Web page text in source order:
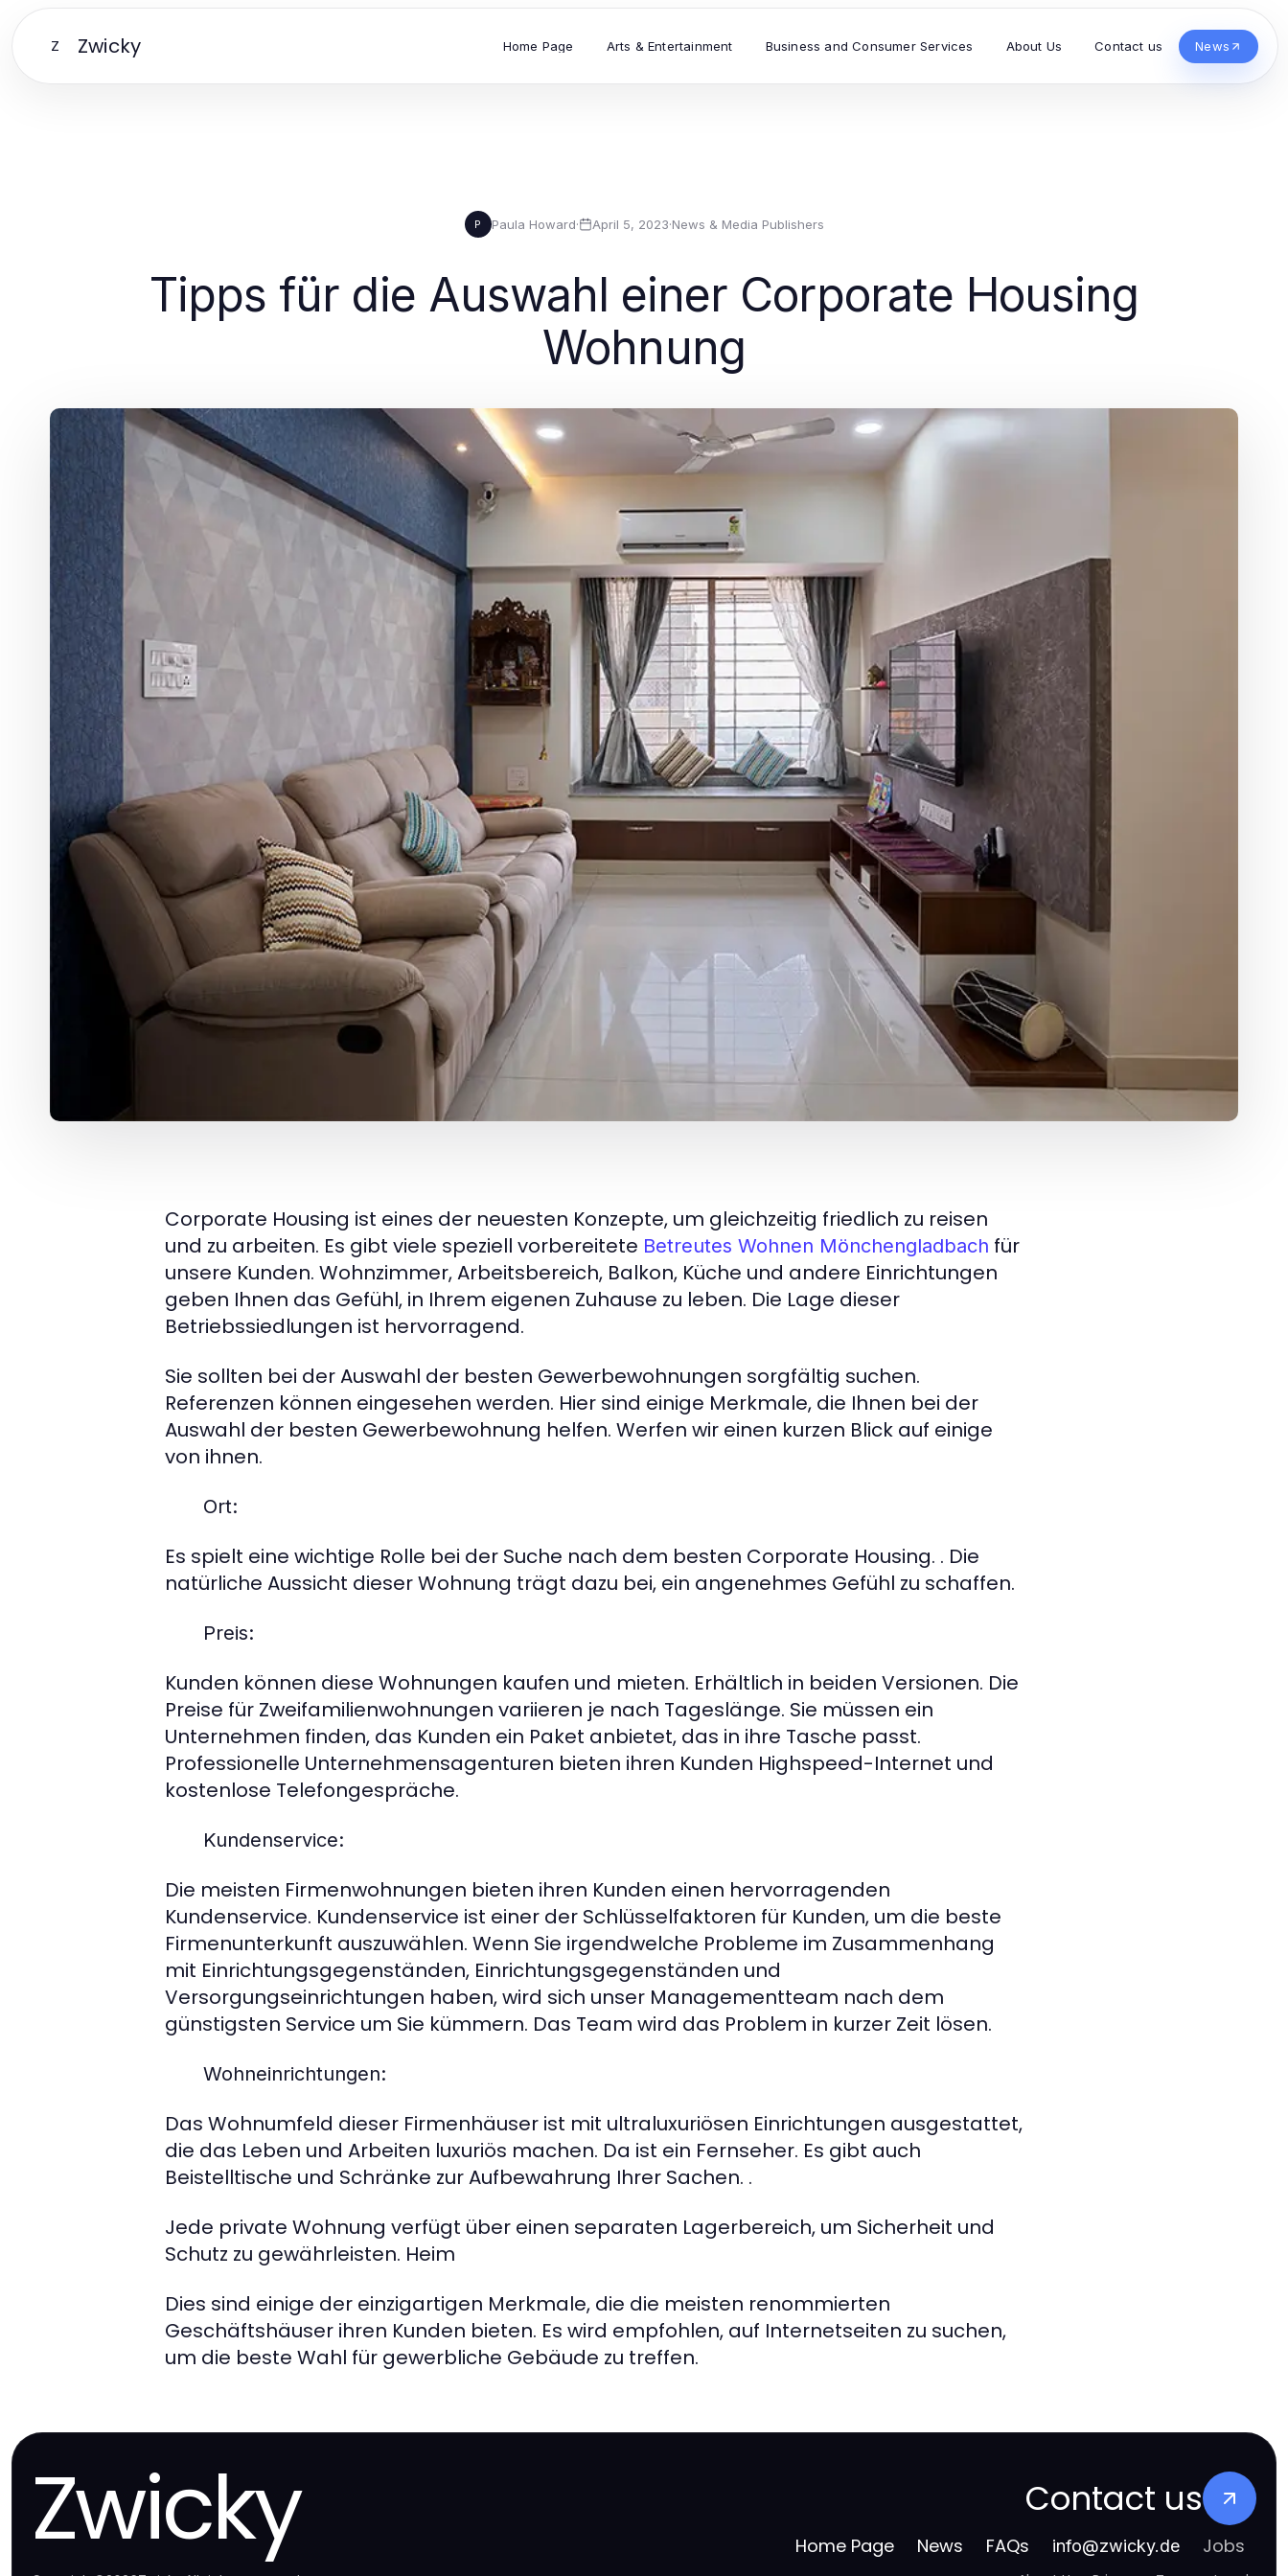
Z Zwicky Home Page Arts & Entertainment Business and Consumer Services About Us Contact us News
P Paula Howard· April 5, 2023·News & Media Publishers
Tipps für die Auswahl einer Corporate Housing
Wohnung
Corporate Housing ist eines der neuesten Konzepte, um gleichzeitig friedlich zu reisen
und zu arbeiten. Es gibt viele speziell vorbereitete Betreutes Wohnen Mönchengladbach für
unsere Kunden. Wohnzimmer, Arbeitsbereich, Balkon, Küche und andere Einrichtungen
geben Ihnen das Gefühl, in Ihrem eigenen Zuhause zu leben. Die Lage dieser
Betriebssiedlungen ist hervorragend.
Sie sollten bei der Auswahl der besten Gewerbewohnungen sorgfältig suchen.
Referenzen können eingesehen werden. Hier sind einige Merkmale, die Ihnen bei der
Auswahl der besten Gewerbewohnung helfen. Werfen wir einen kurzen Blick auf einige
von ihnen.
Ort:
Es spielt eine wichtige Rolle bei der Suche nach dem besten Corporate Housing. . Die
natürliche Aussicht dieser Wohnung trägt dazu bei, ein angenehmes Gefühl zu schaffen.
Preis:
Kunden können diese Wohnungen kaufen und mieten. Erhältlich in beiden Versionen. Die
Preise für Zweifamilienwohnungen variieren je nach Tageslänge. Sie müssen ein
Unternehmen finden, das Kunden ein Paket anbietet, das in ihre Tasche passt.
Professionelle Unternehmensagenturen bieten ihren Kunden Highspeed-Internet und
kostenlose Telefongespräche.
Kundenservice:
Die meisten Firmenwohnungen bieten ihren Kunden einen hervorragenden
Kundenservice. Kundenservice ist einer der Schlüsselfaktoren für Kunden, um die beste
Firmenunterkunft auszuwählen. Wenn Sie irgendwelche Probleme im Zusammenhang
mit Einrichtungsgegenständen, Einrichtungsgegenständen und
Versorgungseinrichtungen haben, wird sich unser Managementteam nach dem
günstigsten Service um Sie kümmern. Das Team wird das Problem in kurzer Zeit lösen.
Wohneinrichtungen:
Das Wohnumfeld dieser Firmenhäuser ist mit ultraluxuriösen Einrichtungen ausgestattet,
die das Leben und Arbeiten luxuriös machen. Da ist ein Fernseher. Es gibt auch
Beistelltische und Schränke zur Aufbewahrung Ihrer Sachen. .
Jede private Wohnung verfügt über einen separaten Lagerbereich, um Sicherheit und
Schutz zu gewährleisten. Heim
Dies sind einige der einzigartigen Merkmale, die die meisten renommierten
Geschäftshäuser ihren Kunden bieten. Es wird empfohlen, auf Internetseiten zu suchen,
um die beste Wahl für gewerbliche Gebäude zu treffen.
Zwicky Contact us
Home Page News FAQs info@zwicky.de Jobs